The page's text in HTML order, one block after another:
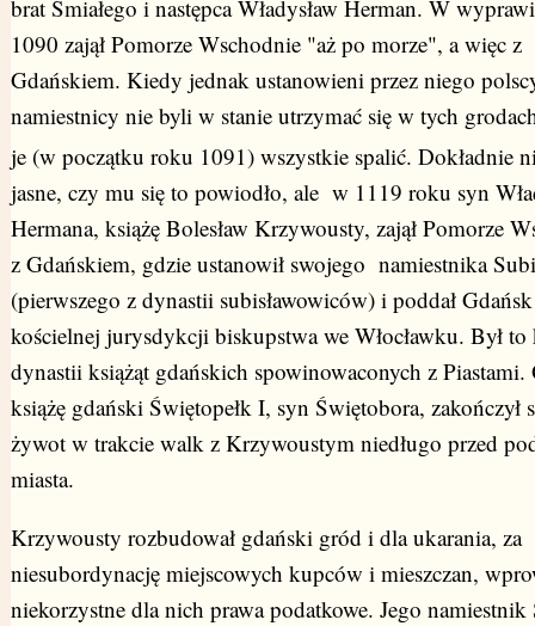
brat Śmiałego i następca Władysław Herman. W
1090 zajął Pomorze Wschodnie "aż po morze", a więc z
Gdańskiem. Kiedy jednak ustanowieni przez niego
namiestnicy nie byli w stanie utrzymać się w tych
je (w początku roku 1091) wszystkie spalić. Dokładnie
jasne, czy mu się to powiodło, ale w 1119 roku syn
Hermana, książę Bolesław Krzywousty, zajął Pomorze
z Gdańskiem, gdzie ustanowił swojego namiestnika
(pierwszego z dynastii subisławowiców) i poddał Gdańsk
kościelnej jurysdykcji biskupstwa we Włocławku. Był to
dynastii książąt gdańskich spowinowaconych z Piastami.
książę gdański Świętopełk I, syn Świętobora, zakończył
żywot w trakcie walk z Krzywoustym niedługo przed
miasta.
Krzywousty rozbudował gdański gród i dla ukarania, za
niesubordynację miejscowych kupców i mieszczan,
niekorzystne dla nich prawa podatkowe. Jego namiestnik